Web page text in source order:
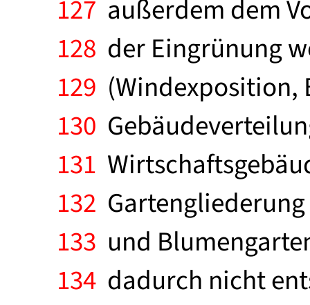
127 außerdem dem
128 der Eingrünung
129 (Windexposition,
130
131
132
133 und
134 dadurch nicht